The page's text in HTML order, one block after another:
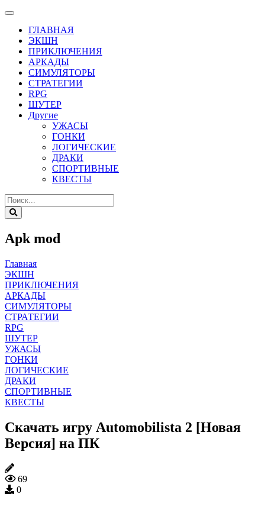
ГЛАВНАЯ
ЭКШН
ПРИКЛЮЧЕНИЯ
АРКАДЫ
СИМУЛЯТОРЫ
СТРАТЕГИИ
RPG
ШУТЕР
Другие
УЖАСЫ
ГОНКИ
ЛОГИЧЕСКИЕ
ДРАКИ
СПОРТИВНЫЕ
КВЕСТЫ
Apk mod
Главная
ЭКШН
ПРИКЛЮЧЕНИЯ
АРКАДЫ
СИМУЛЯТОРЫ
СТРАТЕГИИ
RPG
ШУТЕР
УЖАСЫ
ГОНКИ
ЛОГИЧЕСКИЕ
ДРАКИ
СПОРТИВНЫЕ
КВЕСТЫ
Скачать игру Automobilista 2 [Новая
Версия] на ПК
69
0